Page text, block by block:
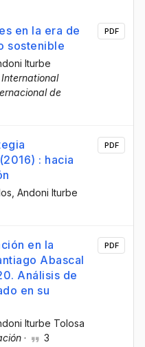
en la era de
sostenible
Iturbe
International
de
PDF
: hacia
, Andoni Iturbe
PDF
en la
Abascal
Análisis de
en su
Iturbe Tolosa
· 3
PDF